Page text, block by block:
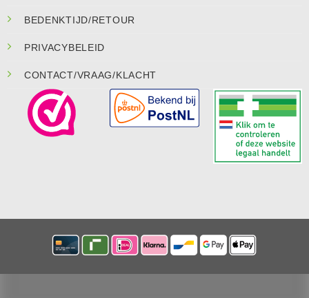
BEDENKTIJD/RETOUR
PRIVACYBELEID
CONTACT/VRAAG/KLACHT